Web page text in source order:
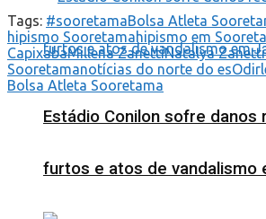
Estádio Conilon sofre
furtos e atos de vandalismo
Tags: #sooretamaBolsa Atleta
hipismo Sooretamahipismo em
CapixabaMillena ZanettiNatalya Zanetti
Sooretamanotícias do norte do es
Bolsa Atleta Sooretama